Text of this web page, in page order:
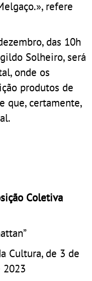
refere
das 10h
Solheiro, será
onde os
produtos de
que, certamente,
Coletiva
Cultura, de 3 de